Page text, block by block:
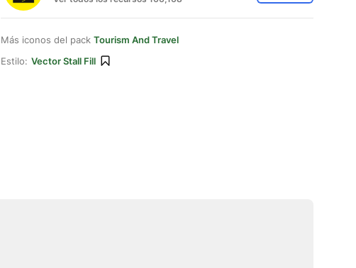
Más iconos del pack Tourism And Travel
Estilo: Vector Stall Fill